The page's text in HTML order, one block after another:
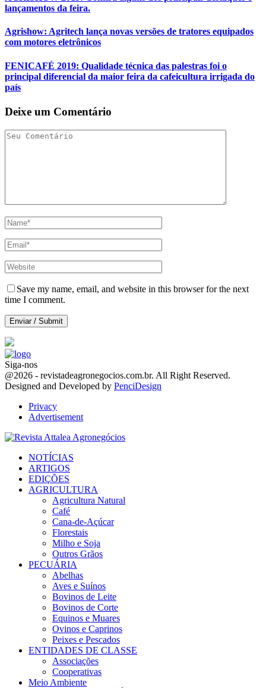
lançamentos da feira.
Agrishow: Agritech lança novas versões de tratores equipados
com motores eletrônicos
FENICAFÉ 2019: Qualidade técnica das palestras foi o
principal diferencial da maior feira da cafeicultura irrigada do
país
Deixe um Comentário
Save my name, email, and website in this browser for the next
time I comment.
Siga-nos
Facebook
Twitter
Instagram
Linkedin
Youtube
Email
@2026 - revistadeagronegocios.com.br. All Right Reserved.
Designed and Developed by PenciDesign
Privacy
Advertisement
NOTÍCIAS
ARTIGOS
EDIÇÕES
AGRICULTURA
Agricultura Natural
Café
Cana-de-Açúcar
Florestais
Milho e Soja
Outros Grãos
PECUÁRIA
Abelhas
Aves e Suínos
Bovinos de Leite
Bovinos de Corte
Equinos e Muares
Ovinos e Caprinos
Peixes e Pescados
ENTIDADES DE CLASSE
Associações
Cooperativas
Meio Ambiente